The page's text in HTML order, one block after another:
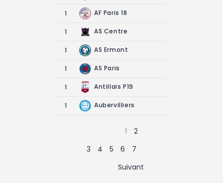
1 AF Paris 18
1 AS Centre
1 AS Ermont
1 AS Paris
1 Antillais P19
1 Aubervilliers
1
2
3
4 5 6
7
Suivant